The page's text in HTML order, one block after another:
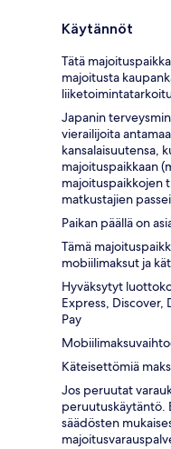
Käytännöt
Tätä
majoitusta
Japanin
vierailijoita
kansalaisuutensa,
majoituspaikkaan
majoituspaikkojen
matkustajien
Paikan päällä on
Tämä
mobiilimaksut ja
Hyväksytyt
Express, Discover,
Pay
Käteisettömiä
Jos peruutat
peruutuskäytäntö.
säädösten